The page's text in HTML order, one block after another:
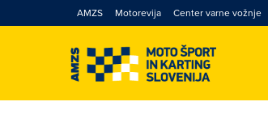
AMZS Motorevija Center varne vožnje